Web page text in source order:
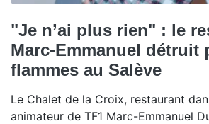
"Je n’ai plus rien" : le
Marc-Emmanuel détruit
flammes au Salève
Le Chalet de la Croix, restaurant
animateur de TF1 Marc-Emmanuel